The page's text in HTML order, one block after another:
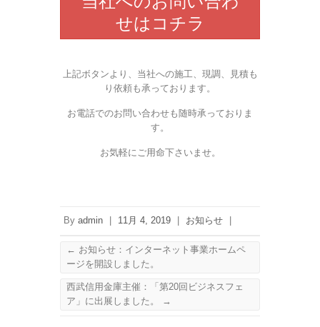
せはコチラ
上記ボタンより、当社への施工、現調、見積も
り依頼も承っております。
お電話でのお問い合わせも随時承っておりま
す。
お気軽にご用命下さいませ。
By admin 11月 4, 2019 お知らせ
← お知らせ：インターネット事業ホームペ
ージを開設しました。
西武信用金庫主催：「第20回ビジネスフェ
ア」に出展しました。
→